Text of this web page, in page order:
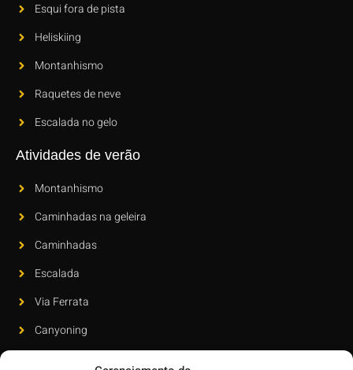
Esqui fora de pista
Heliskiing
Montanhismo
Raquetes de neve
Escalada no gelo
Atividades de verão
Montanhismo
Caminhadas na geleira
Caminhadas
Escalada
Via Ferrata
Canyoning
Boletim informativo